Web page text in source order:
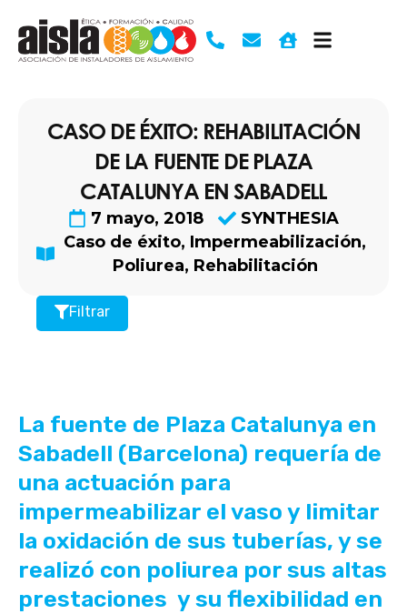
contenido
CASO DE ÉXITO: REHABILITACIÓN
DE LA FUENTE DE PLAZA
CATALUNYA EN SABADELL
7 mayo, 2018
SYNTHESIA
Caso de éxito, Impermeabilización,
Poliurea, Rehabilitación
Filtrar
La fuente de Plaza Catalunya en
Sabadell (Barcelona) requería de
una actuación para
impermeabilizar el vaso y limitar
la oxidación de sus tuberías, y se
realizó con poliurea por sus altas
prestaciones y su flexibilidad en